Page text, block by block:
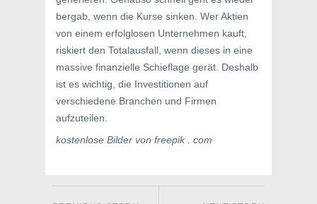
bergab, wenn die Kurse sinken. Wer Aktien
von einem erfolglosen Unternehmen kauft,
riskiert den Totalausfall, wenn dieses in eine
massive finanzielle Schieflage gerät. Deshalb
ist es wichtig, die Investitionen auf
verschiedene Branchen und Firmen
aufzuteilen.
kostenlose Bilder von freepik . com